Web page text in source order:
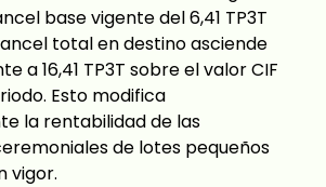
base vigente del 6,41 TP3T
total en destino asciende
a 16,41 TP3T sobre el valor CIF
Esto modifica
la rentabilidad de las
de lotes pequeños
vigor.